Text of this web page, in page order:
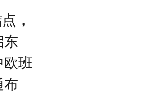
，
东
欧班
布